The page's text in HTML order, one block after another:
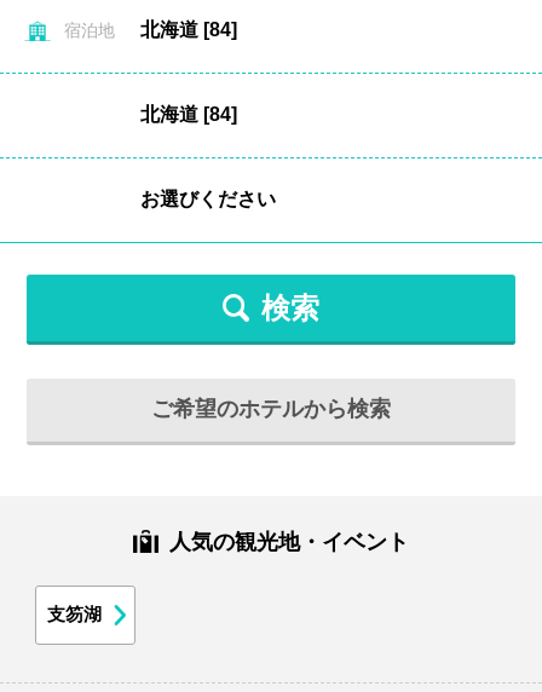
宿泊地
検索
ご希望のホテルから検索
人気の観光地・イベント
支笏湖